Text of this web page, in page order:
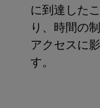
に到達した
り、時間の
アクセスに
す。